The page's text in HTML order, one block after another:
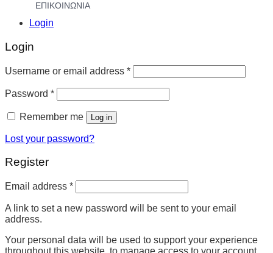
ΕΠΙΚΟΙΝΩΝΙΑ
Login
Login
Username or email address *
Password *
Remember me Log in
Lost your password?
Register
Email address *
A link to set a new password will be sent to your email
address.
Your personal data will be used to support your experience